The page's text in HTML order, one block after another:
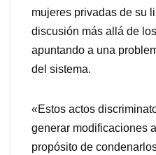
mujeres privadas de su
discusión más allá de
apuntando a una
del sistema.
«Estos actos
generar modificaciones
propósito de